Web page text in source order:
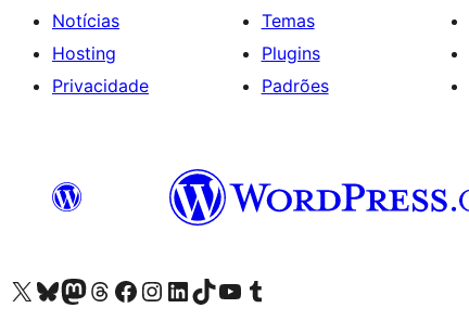
Notícias
Hosting
Privacidade
Temas
Plugins
Padrões
Visite a nossa conta X (antigo Twitter)
Visit our Bluesky account
Visit our Mastodon account
Visit our Threads account
Visite a nossa página do Facebook
Visite a nossa conta no Instagram
Visite a nossa conta no LinkedIn
Visit our TikTok account
Visit our YouTube channel
Visit our Tumblr account